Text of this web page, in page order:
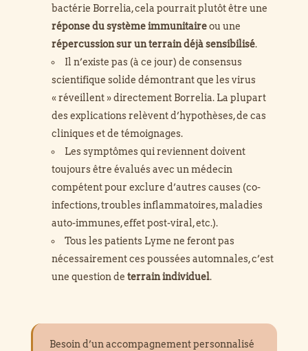
bactérie Borrelia, cela pourrait plutôt être une
réponse du système immunitaireou une
répercussion sur un terrain déjà sensibilisé.
Il n’existe pas (à ce jour) de consensus
scientifique solide démontrant que les virus
« réveillent » directement Borrelia. La plupart
des explications relèvent d’hypothèses, de cas
cliniques et de témoignages.
Les symptômes qui reviennent doivent
toujours être évalués avec un médecin
compétent pour exclure d’autres causes (co-
infections, troubles inflammatoires, maladies
auto-immunes, effet post-viral, etc.).
Tous les patients Lyme ne feront pas
nécessairement ces poussées automnales, c’est
une question de terrain individuel.
Besoin d’un accompagnement personnalisé